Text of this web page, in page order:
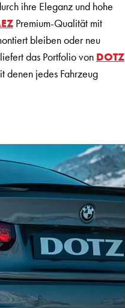
ihre Eleganz und hohe
Premium-Qualität mit
bleiben oder neu
das Portfolio von DOTZ
denen jedes Fahrzeug